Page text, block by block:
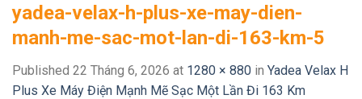
yadea-velax-h-plus-xe-may-dien-
manh-me-sac-mot-lan-di-163-km-5
Published 22 Tháng 6, 2026 at 1280 × 880 in Yadea Velax H
Plus Xe Máy Điện Mạnh Mẽ Sạc Một Lần Đi 163 Km